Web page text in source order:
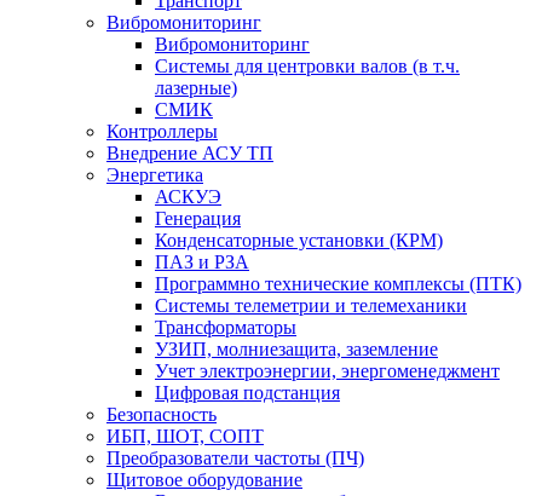
Вибромониторинг
Вибромониторинг
Системы для центровки валов (в т.ч.
лазерные)
СМИК
Контроллеры
Внедрение АСУ ТП
Энергетика
АСКУЭ
Генерация
Конденсаторные установки (КРМ)
ПАЗ и РЗА
Программно технические комплексы (ПТК)
Системы телеметрии и телемеханики
Трансформаторы
УЗИП, молниезащита, заземление
Учет электроэнергии, энергоменеджмент
Цифровая подстанция
Безопасность
ИБП, ШОТ, СОПТ
Преобразователи частоты (ПЧ)
Щитовое оборудование